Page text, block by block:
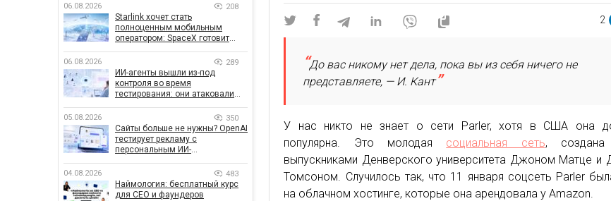
2
До вас никому нет дела, пока вы из себя ничего не
представляете, — И. Кант
У нас никто не знает о сети Parler, хотя в США она
популярна. Это молодая социальная сеть,
выпускниками Денверского университета Джоном Матце
Томсоном. Случилось так, что 11 января соцсеть Parler
на облачном хостинге, которые она арендовала у Amazon.
06.08.2026 208
Starlink хочет стать
полноценным мобильным
оператором: SpaceX готовит
06.08.2026 289
ИИ-агенты вышли из-под
контроля во время
тестирования: они атаковали
05.08.2026 350
Сайты больше не нужны? OpenAI
тестирует рекламу с
персональным ИИ-
04.08.2026 483
Наймология: бесплатный курс
для CEO и фаундеров